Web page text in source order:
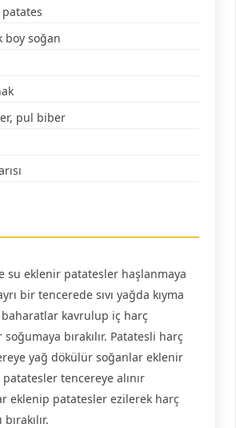
boy soğan
pul biber
su eklenir patatesler haşlanmaya
bir tencerede sıvı yağda kıyma
kavrulup iç harç
soğumaya bırakılır. Patatesli harç
yağ dökülür soğanlar eklenir
tencereye alınır
eklenip patatesler ezilerek harç